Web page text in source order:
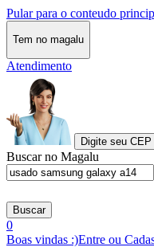
Pular para o conteudo
Tem no magalu
Atendimento
Digite seu CEP
Buscar no Magalu
Buscar
0
Boas vindas :)Entre ou